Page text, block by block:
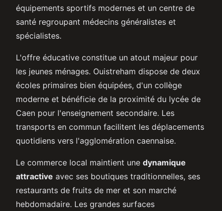
équipements sportifs modernes et un centre de
santé regroupant médecins généralistes et
spécialistes.
L'offre éducative constitue un atout majeur pour
les jeunes ménages. Ouistreham dispose de deux
écoles primaires bien équipées, d'un collège
moderne et bénéficie de la proximité du lycée de
Caen pour l'enseignement secondaire. Les
transports en commun facilitent les déplacements
quotidiens vers l'agglomération caennaise.
Le commerce local maintient une dynamique
attractive avec ses boutiques traditionnelles, ses
restaurants de fruits de mer et son marché
hebdomadaire. Les grandes surfaces